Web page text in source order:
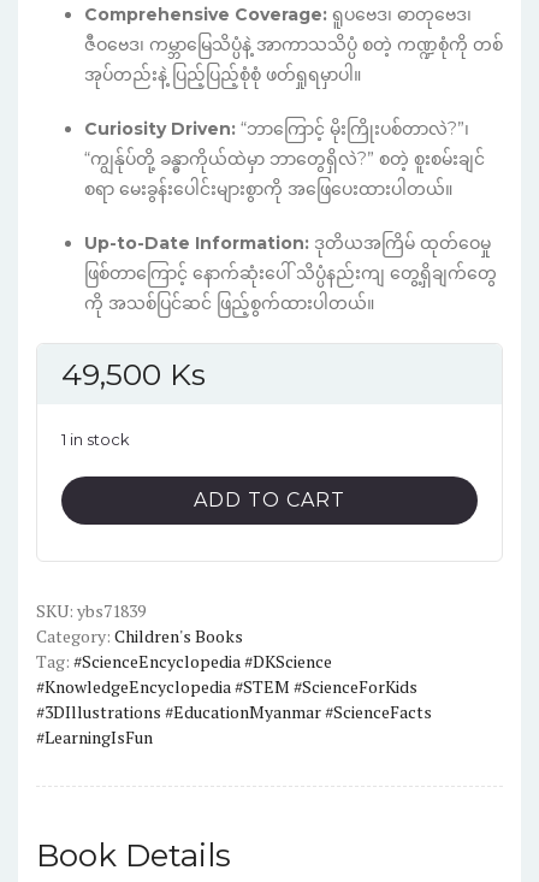
Comprehensive Coverage: ရူပဗေဒ၊ ဓာတုဗေဒ၊
ဇီဝဗေဒ၊ ကမ္ဘာမြေသိပ္ပံနဲ့ အာကာသသိပ္ပံ စတဲ့ ကဏ္ဍစုံကို တစ်
အုပ်တည်းနဲ့ ပြည့်ပြည့်စုံစုံ ဖတ်ရှုရမှာပါ။
Curiosity Driven: “ဘာကြောင့် မိုးကြိုးပစ်တာလဲ?”၊
“ကျွန်ုပ်တို့ ခန္ဓာကိုယ်ထဲမှာ ဘာတွေရှိလဲ?” စတဲ့ စူးစမ်းချင်
စရာ မေးခွန်းပေါင်းများစွာကို အဖြေပေးထားပါတယ်။
Up-to-Date Information: ဒုတိယအကြိမ် ထုတ်ဝေမှု
ဖြစ်တာကြောင့် နောက်ဆုံးပေါ် သိပ္ပံနည်းကျ တွေ့ရှိချက်တွေ
ကို အသစ်ပြင်ဆင် ဖြည့်စွက်ထားပါတယ်။
49,500 Ks
1 in stock
Science!,
2nd
Knowledge
Encyclopedias)Colour
A4
quantity
ADD TO CART
SKU: ybs71839
Category: Children's Books
Tag: #ScienceEncyclopedia #DKScience
#KnowledgeEncyclopedia #STEM #ScienceForKids
#3DIllustrations #EducationMyanmar #ScienceFacts
#LearningIsFun
Book Details